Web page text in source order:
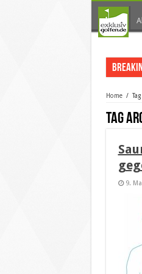
Home /
Tag
9.